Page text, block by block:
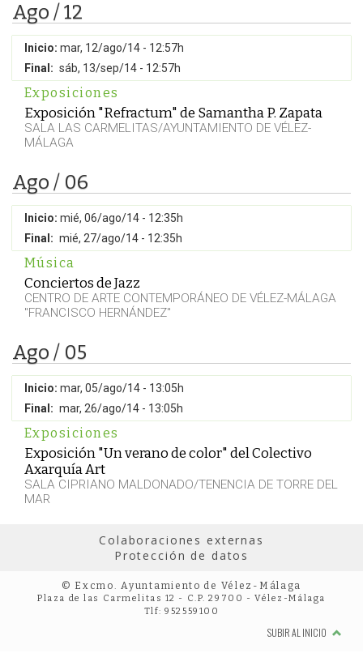
Ago / 12
Inicio: mar, 12/ago/14 - 12:57h
Final: sáb, 13/sep/14 - 12:57h
Exposiciones
Exposición "Refractum" de Samantha P. Zapata
SALA LAS CARMELITAS/AYUNTAMIENTO DE VÉLEZ-
MÁLAGA
Ago / 06
Inicio: mié, 06/ago/14 - 12:35h
Final: mié, 27/ago/14 - 12:35h
Música
Conciertos de Jazz
CENTRO DE ARTE CONTEMPORÁNEO DE VÉLEZ-MÁLAGA
"FRANCISCO HERNÁNDEZ"
Ago / 05
Inicio: mar, 05/ago/14 - 13:05h
Final: mar, 26/ago/14 - 13:05h
Exposiciones
Exposición "Un verano de color" del Colectivo
Axarquía Art
SALA CIPRIANO MALDONADO/TENENCIA DE TORRE DEL
MAR
Colaboraciones externas
Protección de datos
© Excmo. Ayuntamiento de Vélez-Málaga
Plaza de las Carmelitas 12 - C.P. 29700 - Vélez-Málaga
Tlf: 952559100
SUBIR AL INICIO